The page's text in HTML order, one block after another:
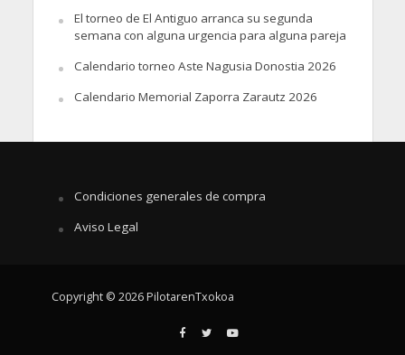
El torneo de El Antiguo arranca su segunda
semana con alguna urgencia para alguna pareja
Calendario torneo Aste Nagusia Donostia 2026
Calendario Memorial Zaporra Zarautz 2026
Condiciones generales de compra
Aviso Legal
Copyright © 2026 PilotarenTxokoa